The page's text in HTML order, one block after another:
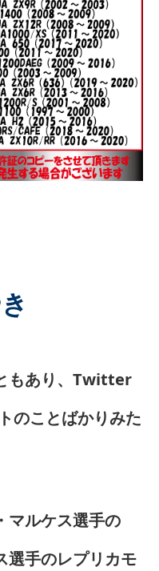
もあり、Twitter
のことばかりみた
マルケス選手の
選手のレプリカモ